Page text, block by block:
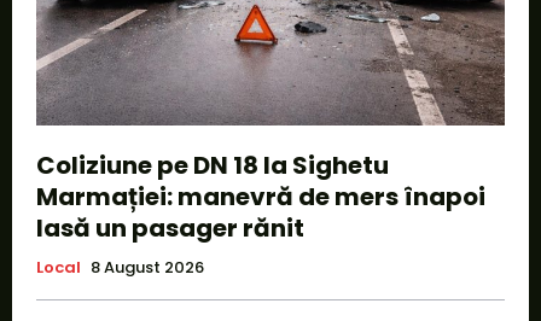
Coliziune pe DN 18 la Sighetu
Marmației: manevră de mers înapoi
lasă un pasager rănit
Local 8 August 2026